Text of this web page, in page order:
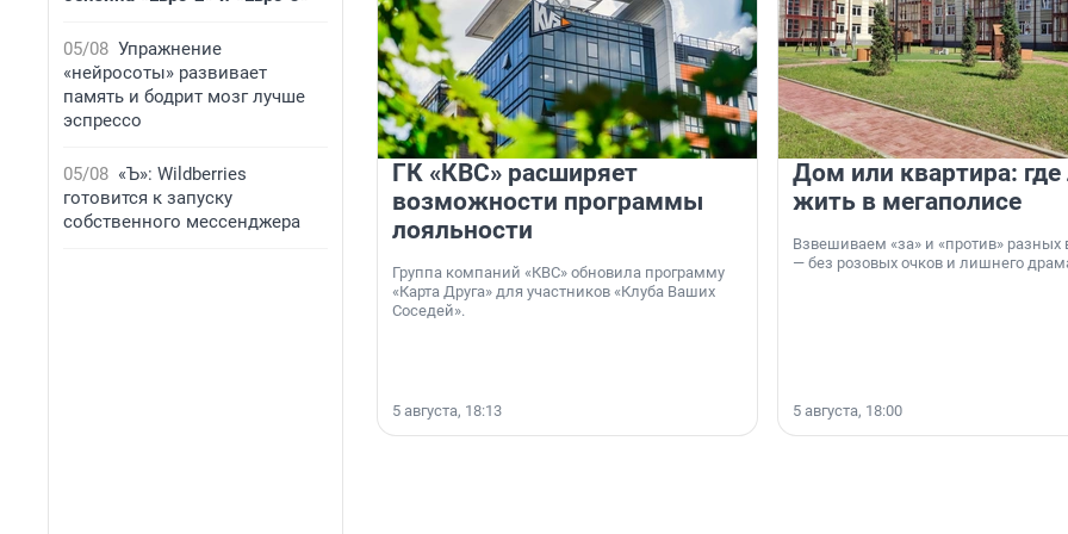
05/08 Упражнение
«нейросоты» развивает
память и бодрит мозг лучше
эспрессо
05/08 «Ъ»: Wildberries
готовится к запуску
собственного мессенджера
ГК «КВС» расширяет
возможности программы
лояльности
Группа компаний «КВС» обновила программу
«Карта Друга» для участников «Клуба Ваших
Соседей».
5 августа, 18:13
Дом или квартира:
жить в мегаполисе
Взвешиваем «за» и «против» разных
— без розовых очков и лишнего
5 августа, 18:00